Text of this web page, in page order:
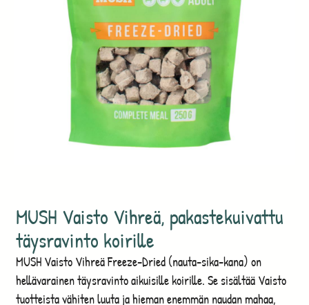
MUSH Vaisto Vihreä, pakastekuivattu
täysravinto koirille
MUSH Vaisto Vihreä Freeze-Dried (nauta-sika-kana) on
hellävarainen täysravinto aikuisille koirille. Se sisältää Vaisto
tuotteista vähiten luuta ja hieman enemmän naudan mahaa,